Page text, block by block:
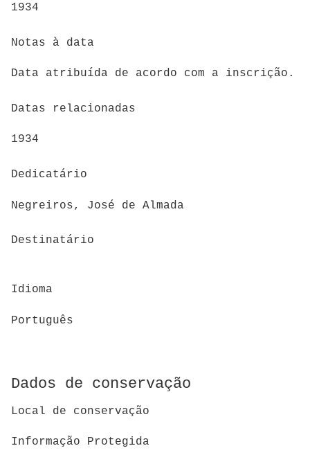
1934
Notas à data
Data atribuída de acordo com a inscrição.
Datas relacionadas
1934
Dedicatário
Negreiros, José de Almada
Destinatário
Idioma
Português
Dados de conservação
Local de conservação
Informação Protegida